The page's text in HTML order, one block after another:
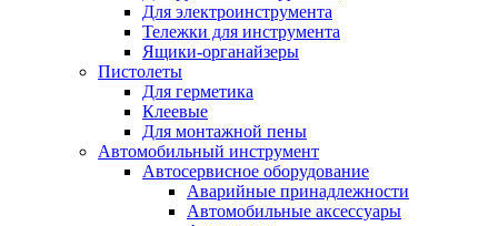
Для электроинструмента
Тележки для инструмента
Ящики-органайзеры
Пистолеты
Для герметика
Клеевые
Для монтажной пены
Автомобильный инструмент
Автосервисное оборудование
Аварийные принадлежности
Автомобильные аксессуары